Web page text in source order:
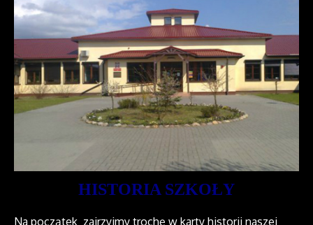
HISTORIA SZKOŁY
Na początek zajrzyjmy trochę w karty historii naszej